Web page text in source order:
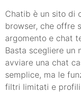
Chatib è un sito di
browser, che offre
argomento e chat
Basta scegliere un
avviare una chat
semplice, ma le
filtri limitati e profili